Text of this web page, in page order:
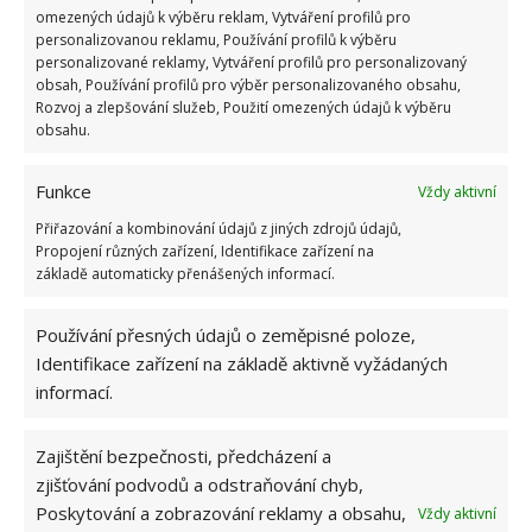
omezených údajů k výběru reklam, Vytváření profilů pro
personalizovanou reklamu, Používání profilů k výběru
personalizované reklamy, Vytváření profilů pro personalizovaný
obsah, Používání profilů pro výběr personalizovaného obsahu,
Rozvoj a zlepšování služeb, Použití omezených údajů k výběru
obsahu.
Funkce
Vždy aktivní
Přiřazování a kombinování údajů z jiných zdrojů údajů,
Propojení různých zařízení, Identifikace zařízení na
základě automaticky přenášených informací.
Používání přesných údajů o zeměpisné poloze,
Identifikace zařízení na základě aktivně vyžádaných
informací.
Zajištění bezpečnosti, předcházení a
zjišťování podvodů a odstraňování chyb,
Poskytování a zobrazování reklamy a obsahu,
Vždy aktivní
rozprašovačem na postiženou oblast. Po několika
minutách plíseň jednoduše setřete.
Úvodní Fotografie: Freepik